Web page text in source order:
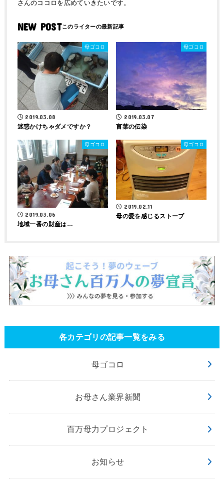
さんのココロを広めていきたいです。
NEW POST
母ゴコロ
2019.03.08
迷惑かけちゃダメですか？
母ゴコロ
2019.03.07
言葉の伝染
母ゴコロ
2019.03.06
地域一番の財産は…
母ゴコロ
2019.02.11
母の愛を感じるストーブ
各カテゴリの記事一覧をみる
母ゴコロ
お母さん業界新聞
百万母力プロジェクト
お知らせ